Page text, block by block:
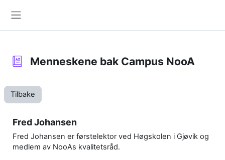
Menneskene bak Campus NooA
Tilbake
Fred Johansen
Fred Johansen er førstelektor ved Høgskolen i Gjøvik og
medlem av NooAs kvalitetsråd.